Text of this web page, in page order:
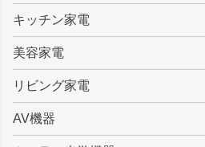
キッチン家電
美容家電
リビング家電
AV機器